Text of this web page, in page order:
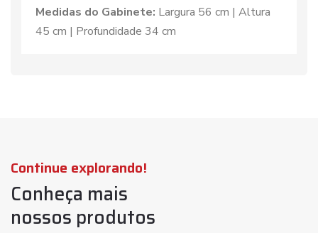
Medidas do Gabinete: Largura 56 cm | Altura
45 cm | Profundidade 34 cm
Continue explorando!
Conheça mais
nossos produtos